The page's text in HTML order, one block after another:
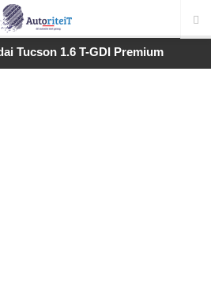
Tucson 1.6 T-GDI Premium